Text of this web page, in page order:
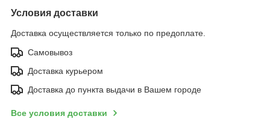
Условия доставки
Доставка осуществляется только по предоплате.
Самовывоз
Доставка курьером
Доставка до пункта выдачи в Вашем городе
Все условия доставки